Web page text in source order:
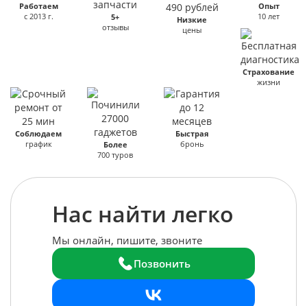
Работаем
с 2013 г.
5+
отзывы
Низкие
цены
Опыт
10 лет
Страхование
жизни
Соблюдаем
график
Более
700 туров
Быстрая
бронь
Нас найти легко
Мы онлайн, пишите, звоните
Позвонить